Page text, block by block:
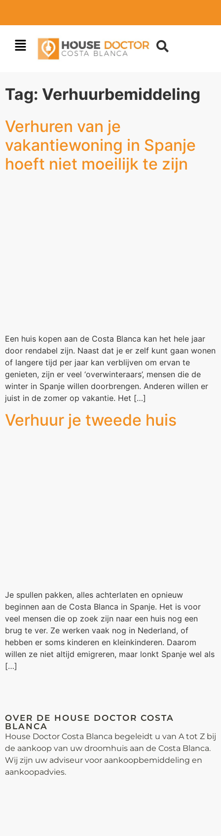
Tag: Verhuurbemiddeling
Verhuren van je
vakantiewoning in Spanje
hoeft niet moeilijk te zijn
Een huis kopen aan de Costa Blanca kan het hele jaar
door rendabel zijn. Naast dat je er zelf kunt gaan wonen
of langere tijd per jaar kan verblijven om ervan te
genieten, zijn er veel ‘overwinteraars’, mensen die de
winter in Spanje willen doorbrengen. Anderen willen er
juist in de zomer op vakantie. Het […]
Verhuur je tweede huis
Je spullen pakken, alles achterlaten en opnieuw
beginnen aan de Costa Blanca in Spanje. Het is voor
veel mensen die op zoek zijn naar een huis nog een
brug te ver. Ze werken vaak nog in Nederland, of
hebben er soms kinderen en kleinkinderen. Daarom
willen ze niet altijd emigreren, maar lonkt Spanje wel als
[…]
OVER DE HOUSE DOCTOR COSTA
BLANCA
House Doctor Costa Blanca begeleidt u van A tot Z bij
de aankoop van uw droomhuis aan de Costa Blanca.
Wij zijn uw adviseur voor aankoop­bemiddeling en
aankoopadvies.